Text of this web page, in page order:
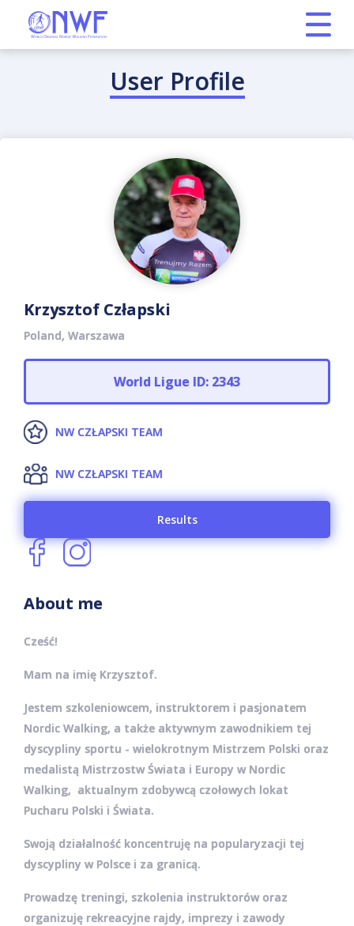
User Profile
Krzysztof Człapski
Poland, Warszawa
World Ligue ID: 2343
NW CZŁAPSKI TEAM
NW CZŁAPSKI TEAM
Results
About me
Cześć!
Mam na imię Krzysztof.
Jestem szkoleniowcem, instruktorem i pasjonatem
Nordic Walking, a także aktywnym zawodnikiem tej
dyscypliny sportu - wielokrotnym Mistrzem Polski oraz
medalistą Mistrzostw Świata i Europy w Nordic
Walking, aktualnym zdobywcą czołowych lokat
Pucharu Polski i Świata.
Swoją działalność koncentruję na popularyzacji tej
dyscypliny w Polsce i za granicą.
Prowadzę treningi, szkolenia instruktorów oraz
organizuję rekreacyjne rajdy, imprezy i zawody